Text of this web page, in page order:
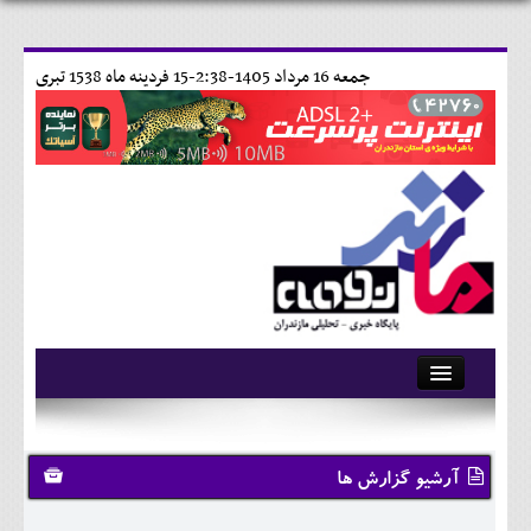
15 فردينه ماه 1538 تبری جمعه 16 مرداد 1405-2:38-
آرشیو
تماس با ما
وبلاگ
آرشیو گزارش ها